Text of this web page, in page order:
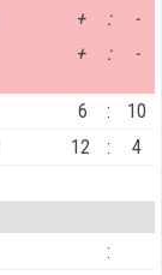
+ :
-
+ : -
6 :
10
12 : 4
: